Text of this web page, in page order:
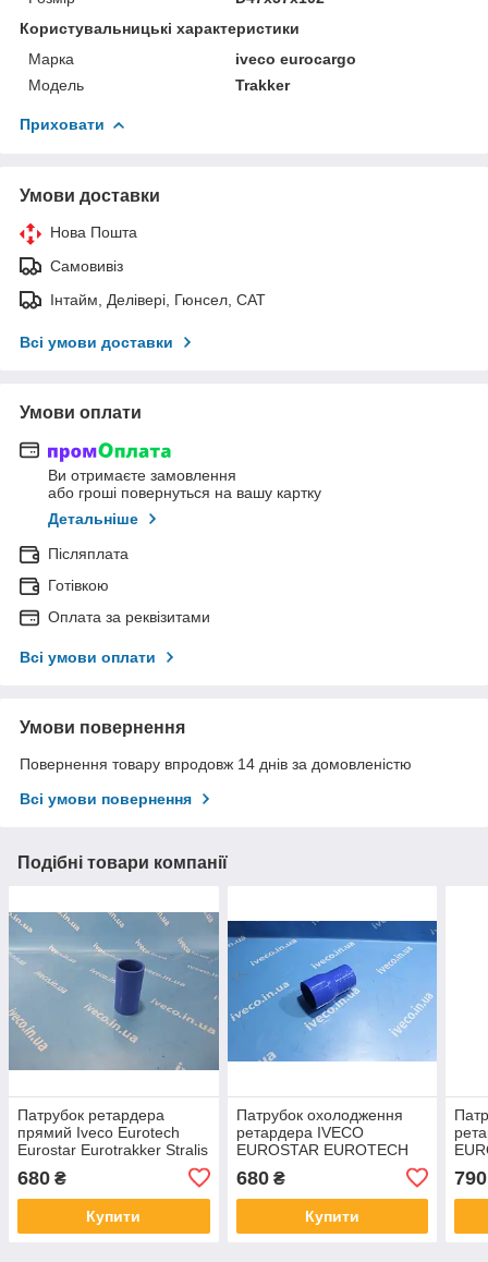
Користувальницькі характеристики
Марка
iveco eurocargo
Модель
Trakker
Приховати
Умови доставки
Нова Пошта
Самовивіз
Інтайм, Делівері, Гюнсел, САТ
Всі умови доставки
Умови оплати
Ви отримаєте замовлення
або гроші повернуться на вашу картку
Детальніше
Післяплата
Готівкою
Оплата за реквізитами
Всі умови оплати
Умови повернення
Повернення товару впродовж 14 днів за домовленістю
Всі умови повернення
Подібні товари компанії
Патрубок ретардера
прямий Iveco Eurotech
Eurostar Eurotrakker Stralis
Тракер Страліс 41210950
LE3227.00
680 ₴
Купити
Патрубок охолодження
ретардера IVECO
EUROSTAR EUROTECH
EUROTRAKKER STRALIS
TRAKKER 41210945
680₴
Купити
790